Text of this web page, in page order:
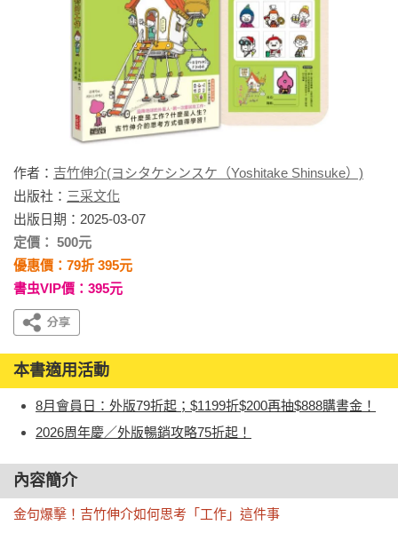
作者： 吉竹伸介(ヨシタケシンスケ（Yoshitake Shinsuke）)
出版社： 三采文化
出版日期：2025-03-07
定價： 500元
優惠價：79折 395元
書虫VIP價：395元
本書適用活動
8月會員日：外版79折起；$1199折$200再抽$888購書金！
2026周年慶／外版暢銷攻略75折起！
內容簡介
金句爆擊！吉竹伸介如何思考「工作」這件事